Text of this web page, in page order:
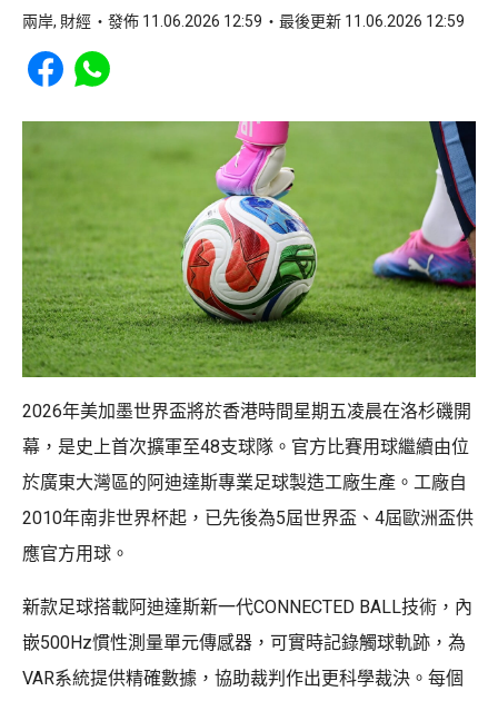
兩岸, 財經 發佈 11.06.2026 12:59 最後更新 11.06.2026 12:59
Share to Facebook
Share to WhatsApp
2026年美加墨世界盃將於香港時間星期五凌晨在洛杉磯開
幕，是史上首次擴軍至48支球隊。官方比賽用球繼續由位
於廣東大灣區的阿迪達斯專業足球製造工廠生產。工廠自
2010年南非世界杯起，已先後為5屆世界盃、4屆歐洲盃供
應官方用球。
新款足球搭載阿迪達斯新一代CONNECTED BALL技術，內
嵌500Hz慣性測量單元傳感器，可實時記錄觸球軌跡，為
VAR系統提供精確數據，協助裁判作出更科學裁決。每個